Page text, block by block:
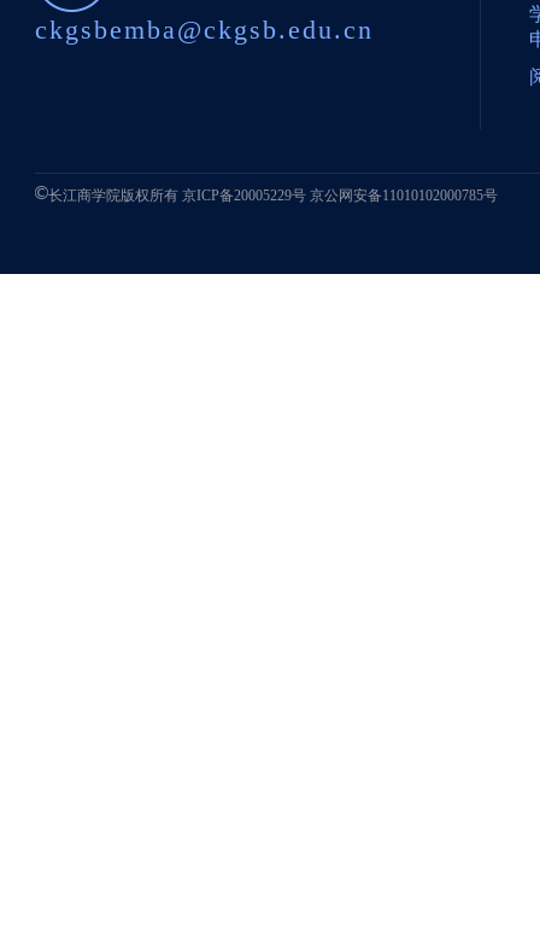
ckgsbemba@ckgsb.edu.cn
长江商学院版权所有京ICP备20005229号 京公网安备11010102000785号